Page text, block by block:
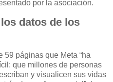
por la asociación.
datos de los
59 páginas que Meta “ha
que millones de personas
y visualicen sus vidas